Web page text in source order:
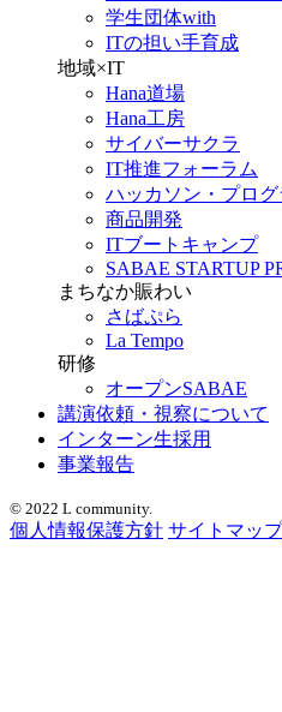
学生団体with
ITの担い手育成
地域×IT
Hana道場
Hana工房
サイバーサクラ
IT推進フォーラム
ハッカソン・プロ
商品開発
ITブートキャンプ
SABAE STARTUP
まちなか賑わい
さばぷら
La Tempo
研修
オープンSABAE
講演依頼・視察について
インターン生採用
事業報告
© 2022 L community.
個人情報保護方針 サイトマップ